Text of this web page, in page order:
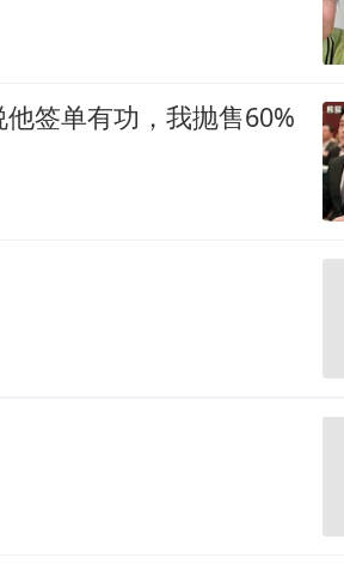
签单有功，我抛售60%